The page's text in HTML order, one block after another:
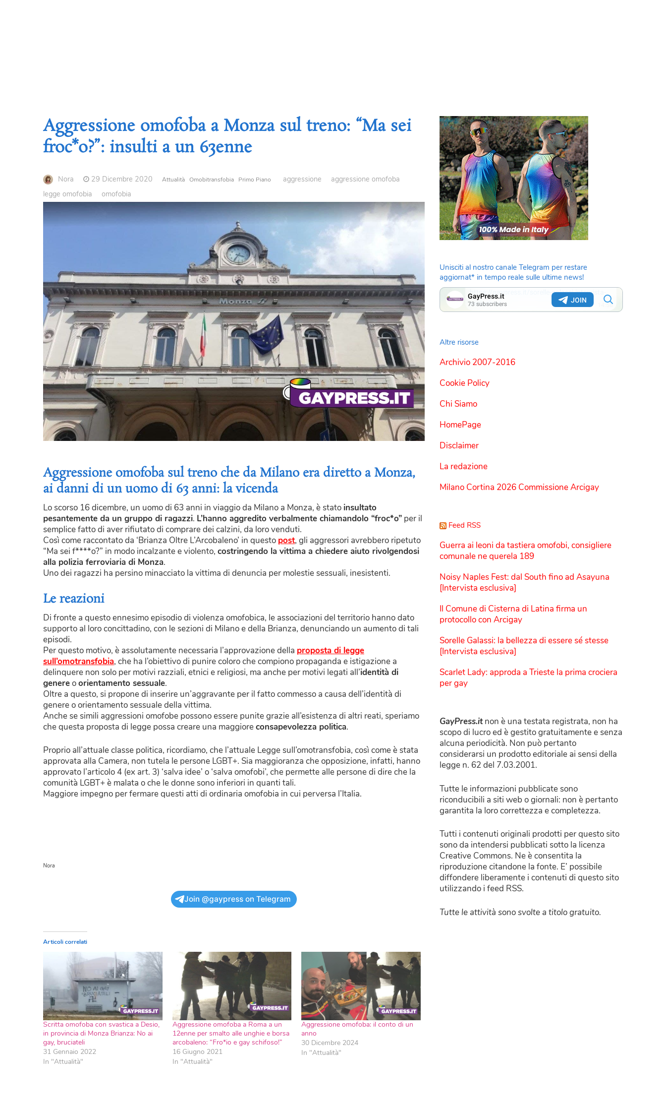
Aggressione omofoba a Monza sul treno: “Ma sei
froc*o?”: insulti a un 63enne
Nora 29 Dicembre 2020 Attualità Omobitransfobia Primo Piano aggressione
aggressione omofoba
legge omofobia
omofobia
Aggressione omofoba sul treno che da Milano era diretto a Monza,
ai danni di un uomo di 63 anni: la vicenda
Lo scorso 16 dicembre, un uomo di 63 anni in viaggio da Milano a Monza, è stato insultato
pesantemente da un gruppo di ragazzi. L’hanno aggredito verbalmente chiamandolo “froc*o” per il
semplice fatto di aver rifiutato di comprare dei calzini, da loro venduti.
Così come raccontato da ‘Brianza Oltre L’Arcobaleno’ in questo post, gli aggressori avrebbero ripetuto
“Ma sei f****o?” in modo incalzante e violento, costringendo la vittima a chiedere aiuto rivolgendosi
alla polizia ferroviaria di Monza.
Uno dei ragazzi ha persino minacciato la vittima di denuncia per molestie sessuali, inesistenti.
Le reazioni
Di fronte a questo ennesimo episodio di violenza omofobica, le associazioni del territorio hanno dato
supporto al loro concittadino, con le sezioni di Milano e della Brianza, denunciando un aumento di tali
episodi.
Per questo motivo, è assolutamente necessaria l’approvazione della proposta di legge
sull’omotransfobia, che ha l’obiettivo di punire coloro che compiono propaganda e istigazione a
delinquere non solo per motivi razziali, etnici e religiosi, ma anche per motivi legati all’identità di
genereoorientamento sessuale.
Oltre a questo, si propone di inserire un’aggravante per il fatto commesso a causa dell’identità di
genere o orientamento sessuale della vittima.
Anche se simili aggressioni omofobe possono essere punite grazie all’esistenza di altri reati, speriamo
che questa proposta di legge possa creare una maggioreconsapevolezza politica.
Proprio all’attuale classe politica, ricordiamo, che l’attuale Legge sull’omotransfobia, così come è stata
approvata alla Camera, non tutela le persone LGBT+. Sia maggioranza che opposizione, infatti, hanno
approvato l’articolo 4 (ex art. 3) ‘salva idee’ o ‘salva omofobi’, che permette alle persone di dire che la
comunità LGBT+ è malata o che le donne sono inferiori in quanti tali.
Maggiore impegno per fermare questi atti di ordinaria omofobia in cui perversa l’Italia.
Nora
Join @gaypress on Telegram
Articoli correlati
Scritta omofoba con svastica a Desio,
in provincia di Monza Brianza: No ai
gay, bruciateli
31 Gennaio 2022
In "Attualità"
Aggressione omofoba a Roma a un
12enne per smalto alle unghie e borsa
arcobaleno: “Fro*io e gay schifoso!”
16 Giugno 2021
In "Attualità"
Aggressione omofoba: il conto di un
anno
30 Dicembre 2024
In "Attualità"
Unisciti al nostro canale Telegram per restare
aggiornat* in tempo reale sulle ultime news!
Altre risorse
Archivio 2007-2016
Cookie Policy
Chi Siamo
HomePage
Disclaimer
La redazione
Milano Cortina 2026 Commissione Arcigay
Feed RSS
Guerra ai leoni da tastiera omofobi, consigliere
comunale ne querela 189
Noisy Naples Fest: dal South fino ad Asayuna
[Intervista esclusiva]
Il Comune di Cisterna di Latina firma un
protocollo con Arcigay
Sorelle Galassi: la bellezza di essere sé stesse
[Intervista esclusiva]
Scarlet Lady: approda a Trieste la prima crociera
per gay
GayPress.itnon è una testata registrata, non ha
scopo di lucro ed è gestito gratuitamente e senza
alcuna periodicità. Non può pertanto
considerarsi un prodotto editoriale ai sensi della
legge n. 62 del 7.03.2001.
Tutte le informazioni pubblicate sono
riconducibili a siti web o giornali: non è pertanto
garantita la loro correttezza e completezza.
Tutti i contenuti originali prodotti per questo sito
sono da intendersi pubblicati sotto la licenza
Creative Commons. Ne è consentita la
riproduzione citandone la fonte. E’ possibile
diffondere liberamente i contenuti di questo sito
utilizzando i feed RSS.
Tutte le attività sono svolte a titolo gratuito.